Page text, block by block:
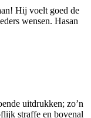
Hij voelt goed de
wensen. Hasan
uitdrukken; zo’n
straffe en bovenal